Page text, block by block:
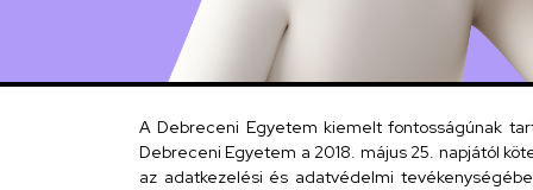
A Debreceni Egyetem kiemelt fontosságúnak
Debreceni Egyetem a 2018. május 25. napjától
az adatkezelési és adatvédelmi